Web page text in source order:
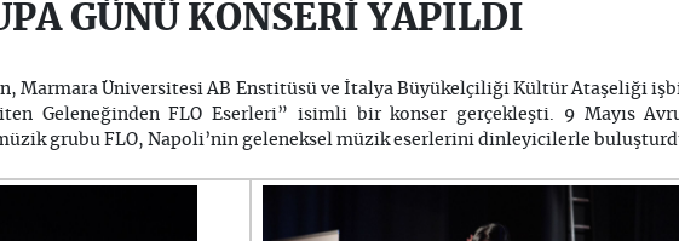
GÜNÜ KONSERİ YAPILDI
Marmara Üniversitesi AB Enstitüsü ve İtalya Büyükelçiliği Kültür Ataşeliği
Geleneğinden FLO Eserleri” isimli bir konser gerçekleşti. 9 Mayıs
grubu FLO, Napoli’nin geleneksel müzik eserlerini dinleyicilerle